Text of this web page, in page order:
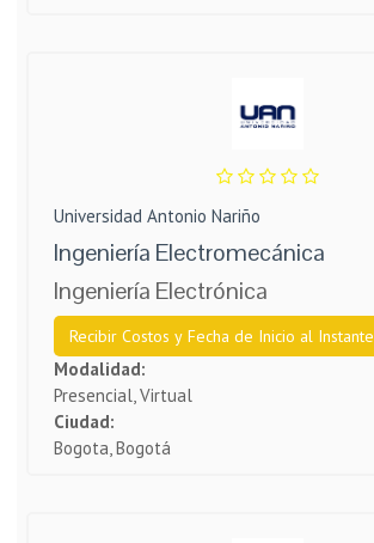
Universidad Antonio Nariño
Ingeniería Electromecánica
Ingeniería Electrónica
Recibir Costos y Fecha de Inicio al Instante
Modalidad:
Presencial, Virtual
Ciudad:
Bogota, Bogotá